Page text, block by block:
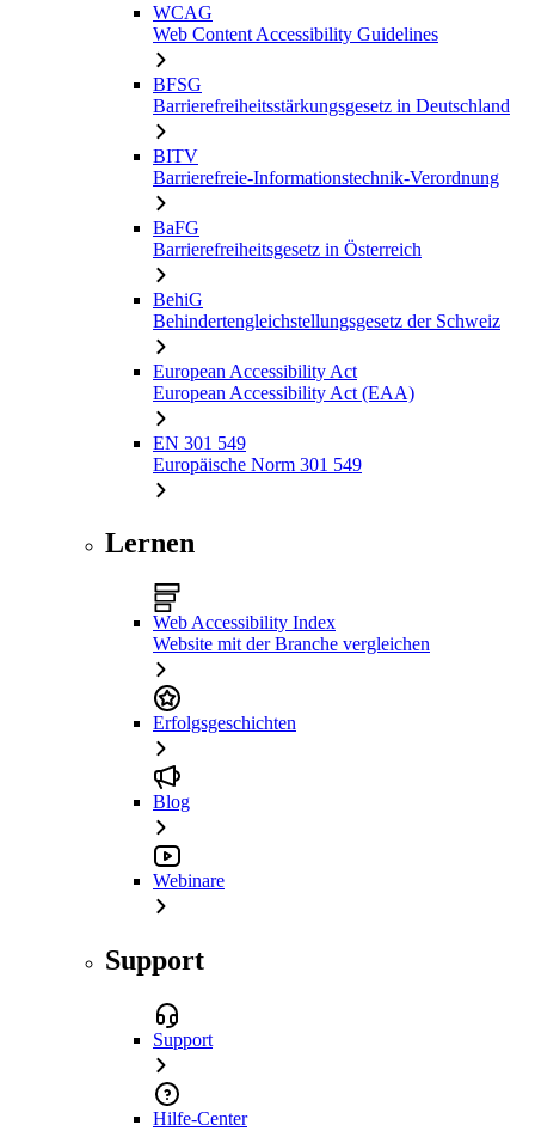
WCAG
Web Content Accessibility Guidelines
BFSG
Barrierefreiheitsstärkungsgesetz in Deutschland
BITV
Barrierefreie-Informationstechnik-Verordnung
BaFG
Barrierefreiheitsgesetz in Österreich
BehiG
Behindertengleichstellungsgesetz der Schweiz
European Accessibility Act
European Accessibility Act (EAA)
EN 301 549
Europäische Norm 301 549
Lernen
Web Accessibility Index
Website mit der Branche vergleichen
Erfolgsgeschichten
Blog
Webinare
Support
Support
Hilfe-Center